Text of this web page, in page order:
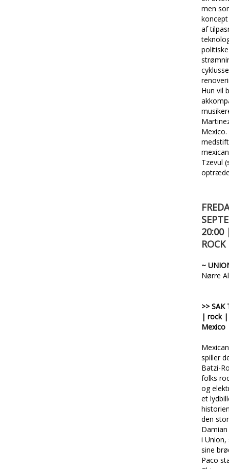
men
af
Hun vil
Tzevul
20:00
ROCK
~
Nørre
>> SAK
| rock |
spiller
Batzi-
folks
og
et
den
i
sine
Paco